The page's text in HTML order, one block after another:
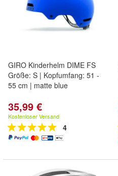
GIRO Kinderhelm DIME FS
Größe: S | Kopfumfang: 51 -
55 cm | matte blue
35,99 €
Kostenloser Versand
4